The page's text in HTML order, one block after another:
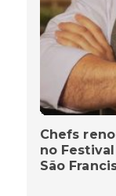
Chefs
no
São